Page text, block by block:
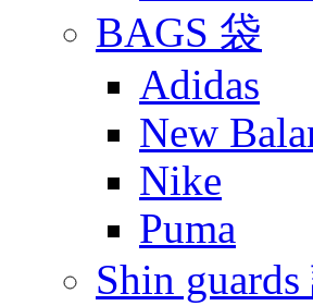
BAGS 袋
Adidas
New
Nike
Puma
Shin